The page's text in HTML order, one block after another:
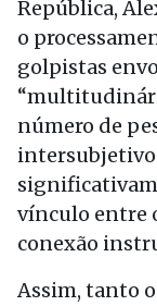
República,
o
golpistas
número de
vínculo entre
conexão
Assim, tanto